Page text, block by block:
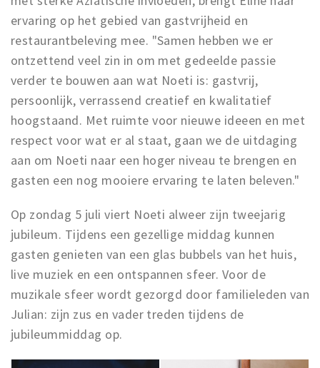
ervaring op het gebied van gastvrijheid en
restaurantbeleving mee. "Samen hebben we er
ontzettend veel zin in om met gedeelde passie
verder te bouwen aan wat Noeti is: gastvrij,
persoonlijk, verrassend creatief en kwalitatief
hoogstaand. Met ruimte voor nieuwe ideeen en met
respect voor wat er al staat, gaan we de uitdaging
aan om Noeti naar een hoger niveau te brengen en
gasten een nog mooiere ervaring te laten beleven."
Op zondag 5 juli viert Noeti alweer zijn tweejarig
jubileum. Tijdens een gezellige middag kunnen
gasten genieten van een glas bubbels van het huis,
live muziek en een ontspannen sfeer. Voor de
muzikale sfeer wordt gezorgd door familieleden van
Julian: zijn zus en vader treden tijdens de
jubileummiddag op.